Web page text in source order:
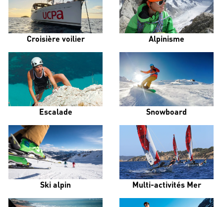
Croisière voilier Alpinisme
Escalade Snowboard
Ski alpin Multi-activités Mer